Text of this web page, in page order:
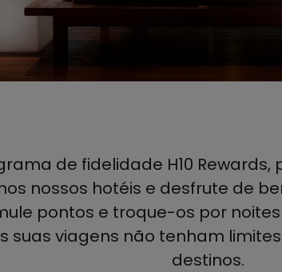
de fidelidade H10
nossos hotéis e desfrute de
pontos e troque-os por
suas viagens não tenham
destinos.